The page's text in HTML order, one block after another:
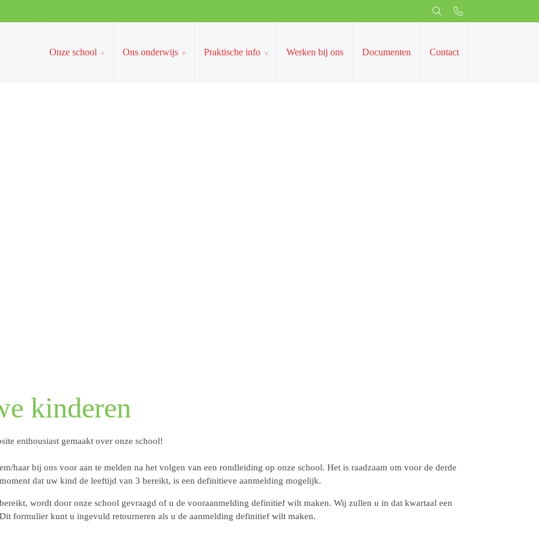
Ons onderwijs Praktische info Werken bij ons Documenten Contact
kinderen
website enthousiast gemaakt over onze school!
om hem/haar bij ons voor aan te melden na het volgen van een rondleiding op onze school. Het is
bij ons te volgen. Op het moment dat uw kind de leeftijd van 3 bereikt, is een definitieve
jaar bereikt, wordt door onze school gevraagd of u de vooraanmelding definitief wilt maken. Wij zullen